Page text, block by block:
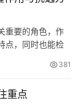
重要的角色，作
点，同时也能检
381
重点